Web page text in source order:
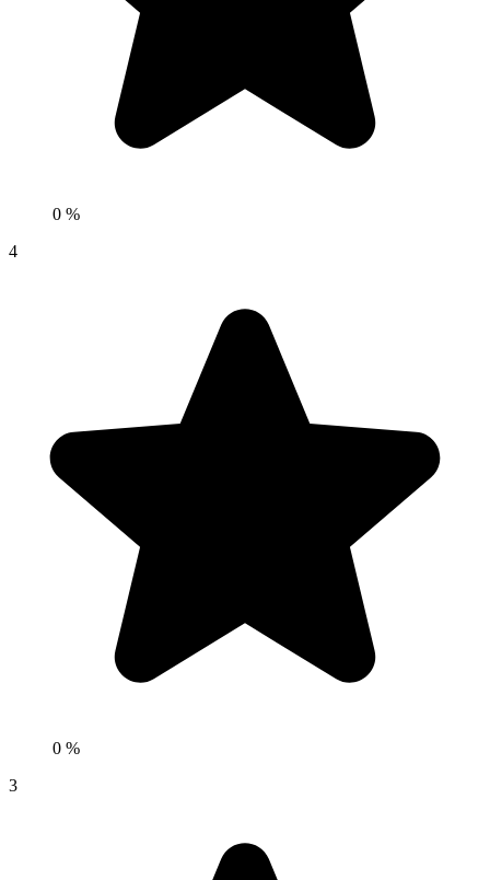
0 %
4
0 %
3